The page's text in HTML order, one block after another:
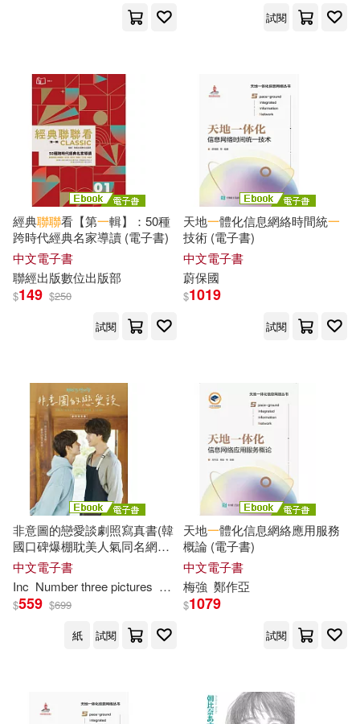
試閱
經典聯聯看【第一輯】：50種
跨時代經典名家導讀 (電子書)
中文電子書
聯經出版數位出版部
$149 $250
試閱
天地一體化信息網絡時間統一
技術 (電子書)
中文電子書
蔚保國
$1019
試閱
非意圖的戀愛談劇照寫真書(韓
國口碑爆棚耽美人氣同名網
劇，典藏每
書)
中文電子書
Inc Number three pictures 莊曼淳
$559 $699
紙
試閱
天地一體化信息網絡應用服務
概論 (電子書)
中文電子書
梅強 鄭作亞
$1079
試閱